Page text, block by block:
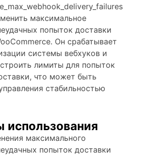
максимальное
попыток доставки
Он срабатывает
системы вебхуков и
лимиты для попыток
что может быть
стабильностью
использования
максимального
попыток доставки